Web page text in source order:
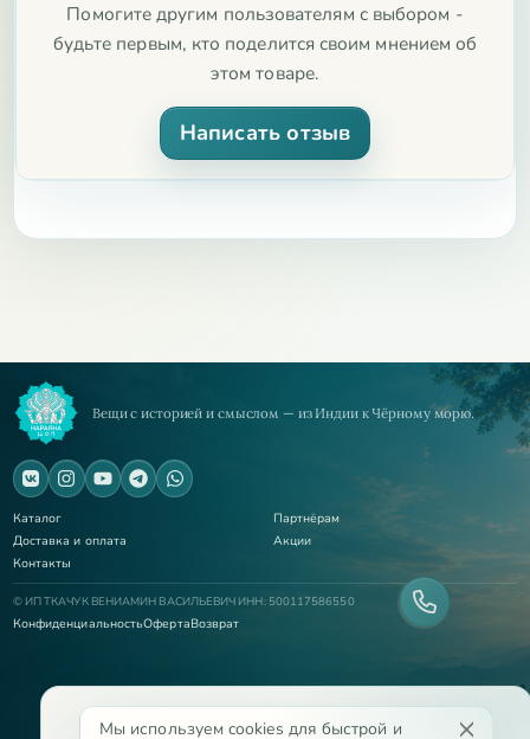
Помогите другим пользователям с выбором -
будьте первым, кто поделится своим мнением об
этом товаре.
Написать отзыв
Вещи с историей и смыслом — из Индии к Чёрному морю.
Каталог
Партнёрам
Доставка и оплата
Акции
Контакты
© ИП ТКАЧУК ВЕНИАМИН ВАСИЛЬЕВИЧ ИНН: 500117586550
КонфиденциальностьОфертаВозврат
Мы используем cookies для быстрой и